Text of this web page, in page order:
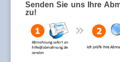
Senden Sie uns Ihre
zu!